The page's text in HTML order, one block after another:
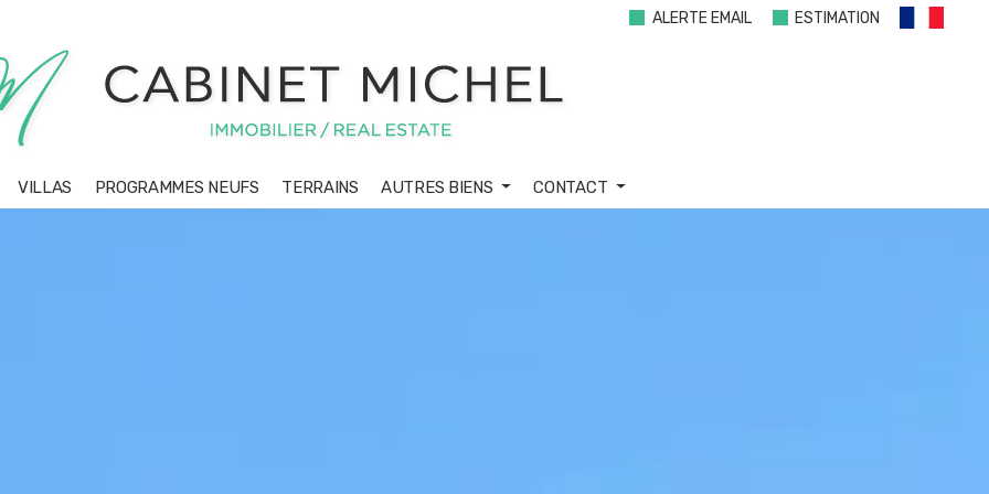
ALERTE EMAIL ESTIMATION
VILLAS PROGRAMMES NEUFS TERRAINS AUTRES BIENS CONTACT